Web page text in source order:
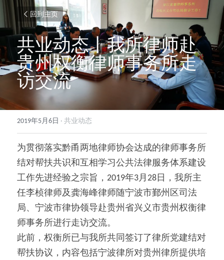
回到主页
共业动态丨我所律师赴
贵州权衡律师事务所走
访交流
2019年5月6日 · 共业动态
为贯彻落实黔甬两地律师协会达成的律师事务所
结对帮扶共识和互相学习公共法律服务体系建设
工作先进经验之宗旨，2019年3月28日，我所主
任李桢律师及龚海峰律师随宁波市鄞州区司法
局、宁波市律协领导赴贵州省兴义市贵州权衡律
师事务所进行走访交流。
此前，权衡所已与我所共同签订了律所党建结对
帮扶协议，内容包括宁波律所对贵州律所提供培